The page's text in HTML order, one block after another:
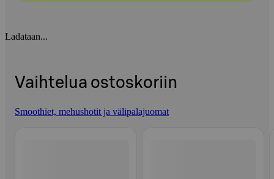
Ladataan...
Vaihtelua ostoskoriin
Smoothiet, mehushotit ja välipalajuomat